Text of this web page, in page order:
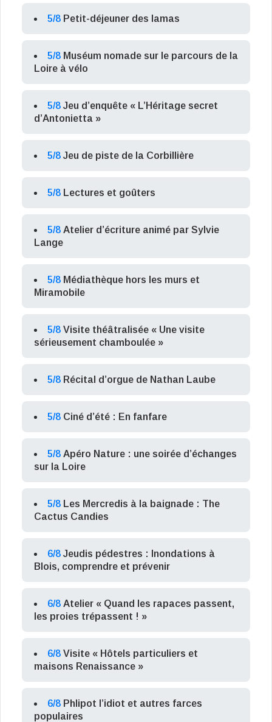
5/8 Petit-déjeuner des lamas
5/8 Muséum nomade sur le parcours de la
Loire à vélo
5/8 Jeu d’enquête « L’Héritage secret
d’Antonietta »
5/8 Jeu de piste de la Corbillière
5/8 Lectures et goûters
5/8 Atelier d’écriture animé par Sylvie
Lange
5/8 Médiathèque hors les murs et
Miramobile
5/8 Visite théâtralisée « Une visite
sérieusement chamboulée »
5/8 Récital d’orgue de Nathan Laube
5/8 Ciné d’été : En fanfare
5/8 Apéro Nature : une soirée d’échanges
sur la Loire
5/8 Les Mercredis à la baignade : The
Cactus Candies
6/8 Jeudis pédestres : Inondations à
Blois, comprendre et prévenir
6/8 Atelier « Quand les rapaces passent,
les proies trépassent ! »
6/8 Visite « Hôtels particuliers et
maisons Renaissance »
6/8 Phlipot l’idiot et autres farces
populaires